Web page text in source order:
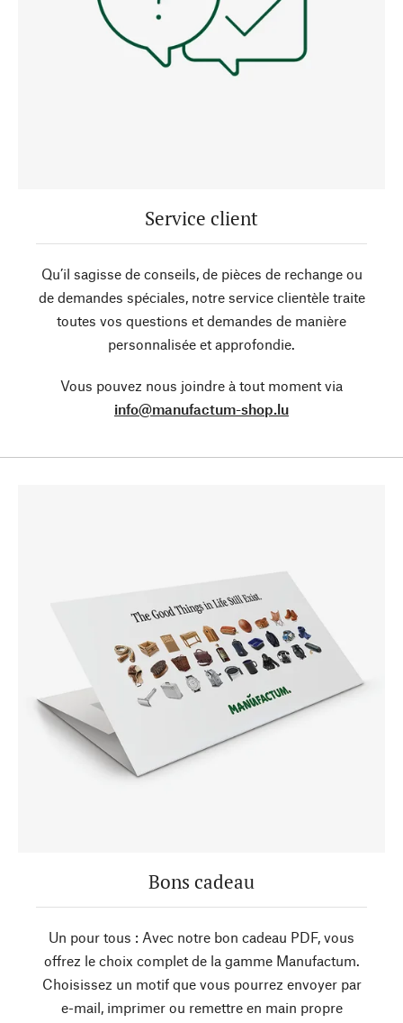
Service client
Qu’il sagisse de conseils, de pièces de rechange ou
de demandes spéciales, notre service clientèle traite
toutes vos questions et demandes de manière
personnalisée et approfondie.
Vous pouvez nous joindre à tout moment via
info@manufactum-shop.lu
Bons cadeau
Un pour tous : Avec notre bon cadeau PDF, vous
offrez le choix complet de la gamme Manufactum.
Choisissez un motif que vous pourrez envoyer par
e-mail, imprimer ou remettre en main propre